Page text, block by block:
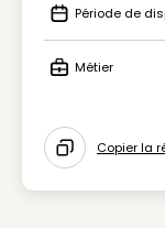
Icon Période
Période de
Métier
Icon copy to
Copier la